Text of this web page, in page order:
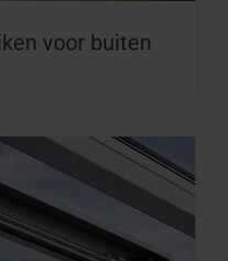
voor buiten